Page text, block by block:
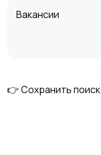
Вакансии
👉 Сохранить поиск